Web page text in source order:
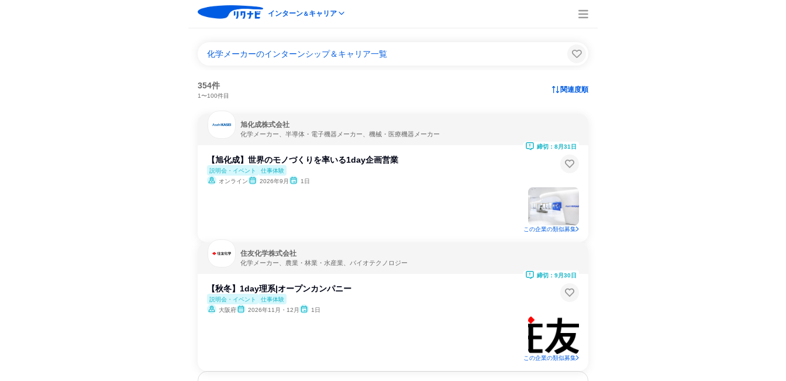
インターン＆キャリア
化学メーカーのインターンシップ＆キャリア一覧
354件
1〜100件目
関連度順
旭化成株式会社
化学メーカー、半導体・電子機器メーカー、機械・医療機器メーカー
【旭化成】世界のモノづくりを率いる1day企画営業
説明会・イベント
仕事体験
オンライン
2026年9月 1日
締切：8月31日
この企業の類似募集
住友化学株式会社
化学メーカー、農業・林業・水産業、バイオテクノロジー
【秋冬】1day理系|オープンカンパニー
説明会・イベント
仕事体験
大阪府
2026年11月・12月 1日
締切：9月30日
この企業の類似募集